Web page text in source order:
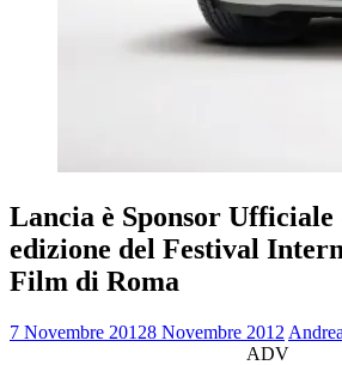
Lancia è Sponsor Ufficiale
edizione del Festival
Film di Roma
7 Novembre 20128 Novembre 2012
ADV